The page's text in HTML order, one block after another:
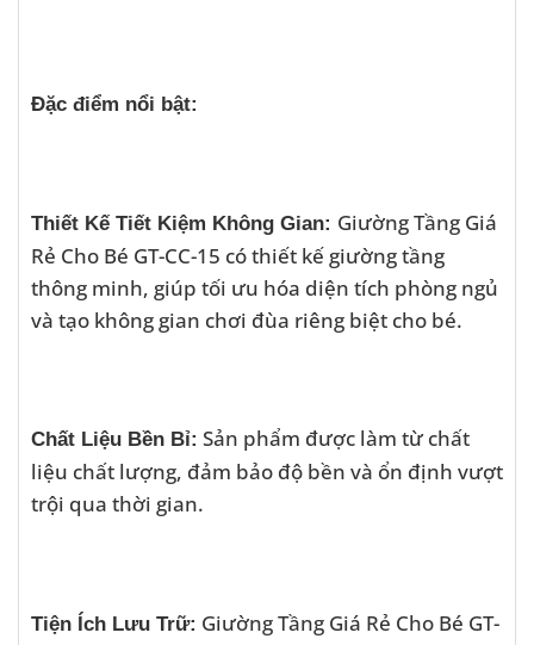
Đặc điểm nổi bật:
Thiết Kế Tiết Kiệm Không Gian: Giường Tầng Giá
Rẻ Cho Bé GT-CC-15 có thiết kế giường tầng
thông minh, giúp tối ưu hóa diện tích phòng ngủ
và tạo không gian chơi đùa riêng biệt cho bé.
Chất Liệu Bền Bỉ: Sản phẩm được làm từ chất
liệu chất lượng, đảm bảo độ bền và ổn định vượt
trội qua thời gian.
Tiện Ích Lưu Trữ: Giường Tầng Giá Rẻ Cho Bé GT-